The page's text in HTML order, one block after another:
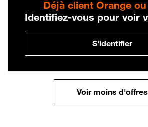
Déjà client Orange
Identifiez-vous pour voir
S'identifier
Voir moins d'offres